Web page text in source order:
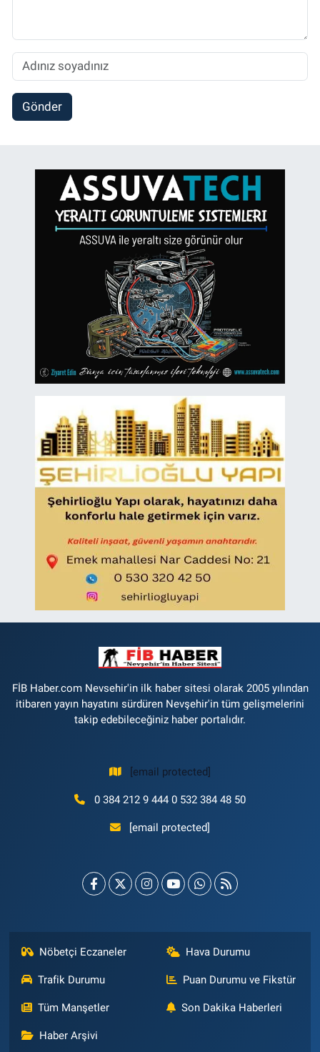
Gönder
FİB Haber.com Nevsehir'in ilk haber sitesi olarak 2005 yılından
itibaren yayın hayatını sürdüren Nevşehir'in tüm gelişmelerini
takip edebileceğiniz haber portalıdır.
[email protected]
0 384 212 9 444 0 532 384 48 50
[email protected]
Nöbetçi Eczaneler Hava Durumu
Trafik Durumu Puan Durumu ve Fikstür
Tüm Manşetler Son Dakika Haberleri
Haber Arşivi